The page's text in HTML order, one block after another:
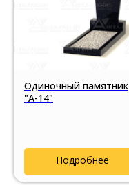
Одиночный памятник
"А-14"
Подробнее